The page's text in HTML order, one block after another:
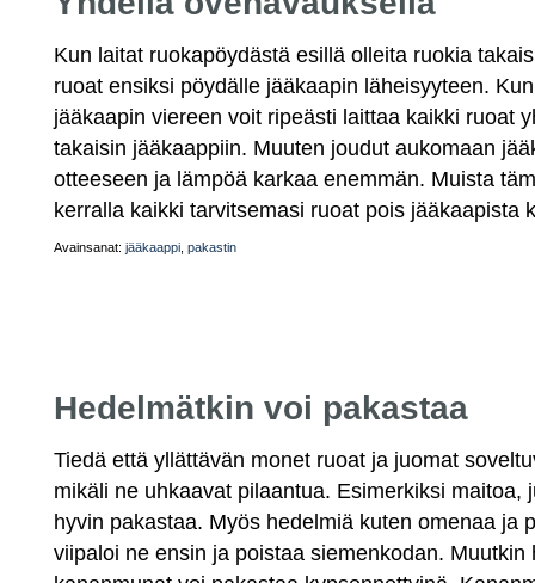
Kun laitat ruokapöydästä esillä olleita ruokia
ruoat ensiksi pöydälle jääkaapin läheisyyteen.
jääkaapin viereen voit ripeästi laittaa kaikki ruoat
takaisin jääkaappiin. Muuten joudut aukomaan
otteeseen ja lämpöä karkaa enemmän. Muista
kerralla kaikki tarvitsemasi ruoat pois jääkaapista
Avainsanat: jääkaappi pakastin
Hedelmätkin voi pakastaa
Tiedä että yllättävän monet ruoat ja juomat
mikäli ne uhkaavat pilaantua. Esimerkiksi maitoa,
hyvin pakastaa. Myös hedelmiä kuten omenaa ja
viipaloi ne ensin ja poistaa siemenkodan. Muutkin